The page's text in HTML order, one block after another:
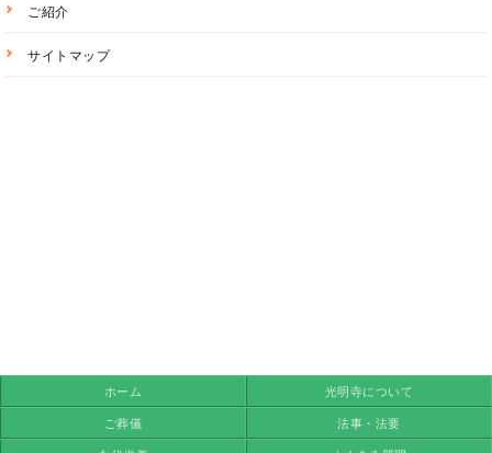
ご紹介
サイトマップ
ホーム
光明寺について
ご葬儀
法事・法要